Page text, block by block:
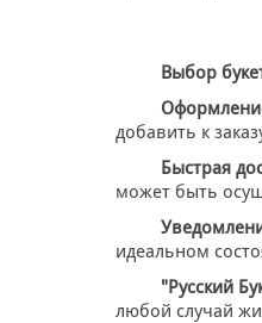
Выбор
добавить к
Быстрая
может быть
идеальном
"Русский
любой случай